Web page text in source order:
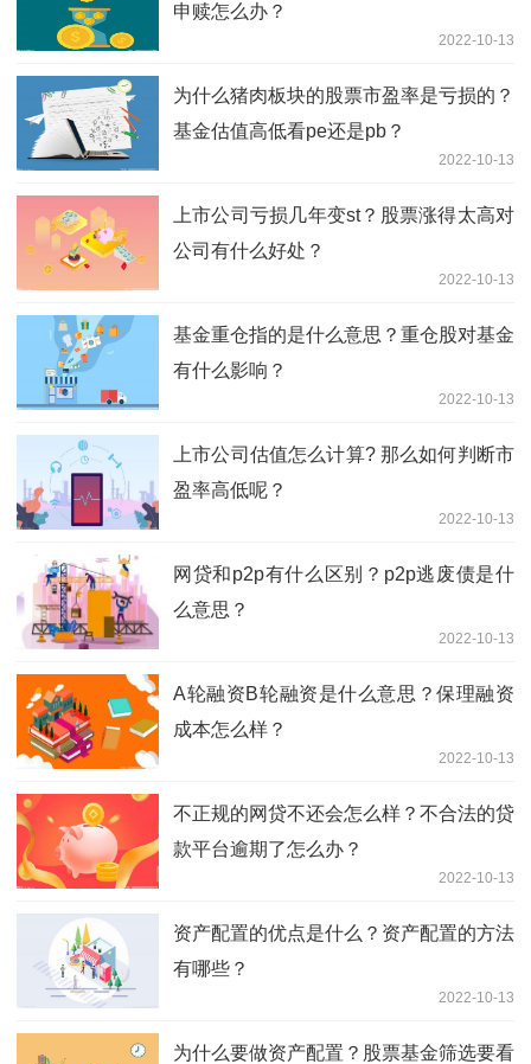
申赎怎么办？
2022-10-13
为什么猪肉板块的股票市盈率是亏损的？
基金估值高低看pe还是pb？
2022-10-13
上市公司亏损几年变st？股票涨得太高对
公司有什么好处？
2022-10-13
基金重仓指的是什么意思？重仓股对基金
有什么影响？
2022-10-13
上市公司估值怎么计算? 那么如何判断市
盈率高低呢？
2022-10-13
网贷和p2p有什么区别？p2p逃废债是什
么意思？
2022-10-13
A轮融资B轮融资是什么意思？保理融资
成本怎么样？
2022-10-13
不正规的网贷不还会怎么样？不合法的贷
款平台逾期了怎么办？
2022-10-13
资产配置的优点是什么？资产配置的方法
有哪些？
2022-10-13
为什么要做资产配置？股票基金筛选要看